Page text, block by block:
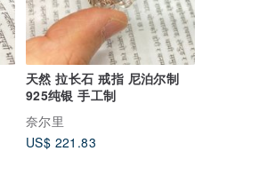
天然 拉长石 戒指 尼泊尔制
925纯银 手工制
奈尔里
US$ 221.83